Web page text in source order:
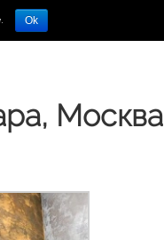
Москва
Ok